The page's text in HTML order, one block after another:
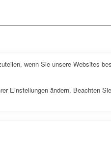
wenn Sie unsere Websites
Einstellungen ändern. Beachten